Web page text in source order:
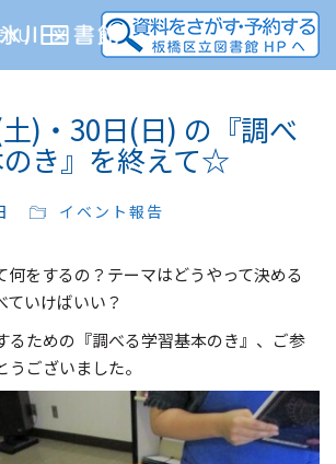
)・30日(日) の『調べ
き』を終えて☆
イベント報告
何をするの？テーマはどうやって決める
ていけばいい？
るための『調べる学習基本のき』、ご参
ございました。